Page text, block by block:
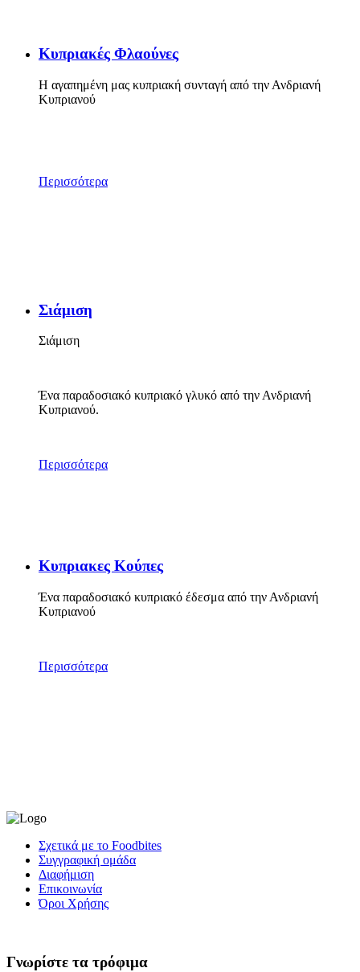
Κυπριακές Φλαούνες
Η αγαπημένη μας κυπριακή συνταγή από την Ανδριανή
Κυπριανού
Περισσότερα
Σιάμιση
Σιάμιση
Ένα παραδοσιακό κυπριακό γλυκό από την Ανδριανή
Κυπριανού.
Περισσότερα
Κυπριακες Κούπες
Ένα παραδοσιακό κυπριακό έδεσμα από την Ανδριανή
Κυπριανού
Περισσότερα
Σχετικά με το Foodbites
Συγγραφική ομάδα
Διαφήμιση
Επικοινωνία
Όροι Χρήσης
Γνωρίστε τα τρόφιμα